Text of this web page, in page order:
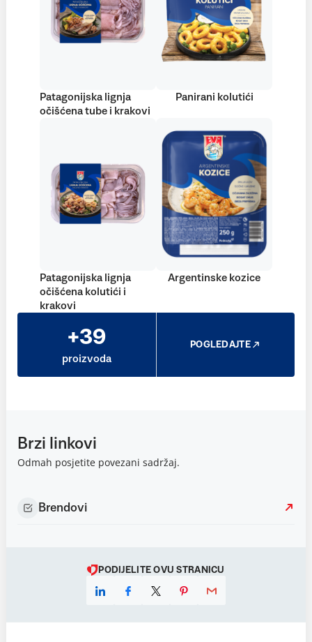
Patagonijska lignja
očišćena tube i krakovi
Panirani kolutići
Patagonijska lignja
očišćena kolutići i
krakovi
Argentinske kozice
+39
proizvoda
POGLEDAJTE
Brzi linkovi
Odmah posjetite povezani sadržaj.
Brendovi
PODIJELITE OVU STRANICU